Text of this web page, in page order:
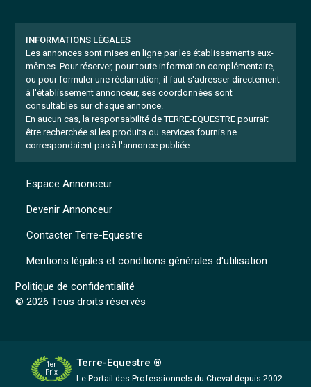
INFORMATIONS LÉGALES
Les annonces sont mises en ligne par les établissements eux-
mêmes. Pour réserver, pour toute information complémentaire,
ou pour formuler une réclamation, il faut s'adresser directement
à l'établissement annonceur, ses coordonnées sont
consultables sur chaque annonce.
En aucun cas, la responsabilité de TERRE-EQUESTRE pourrait
être recherchée si les produits ou services fournis ne
correspondaient pas à l'annonce publiée.
Mentions légales et conditions générales d'utilisation
Politique de confidentialité
© 2026 Tous droits réservés
Espace Annonceur
Devenir Annonceur
Contacter Terre-Equestre
1er
Prix
Terre-Equestre ®
Le Portail des Professionnels du Cheval depuis 2002